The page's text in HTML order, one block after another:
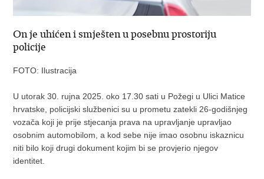
On je uhićen i smješten u posebnu prostoriju
policije
FOTO: Ilustracija
U utorak 30. rujna 2025. oko 17.30 sati u Požegi u Ulici Matice
hrvatske, policijski službenici su u prometu zatekli 26-godišnjeg
vozača koji je prije stjecanja prava na upravljanje upravljao
osobnim automobilom, a kod sebe nije imao osobnu iskaznicu
niti bilo koji drugi dokument kojim bi se provjerio njegov
identitet.